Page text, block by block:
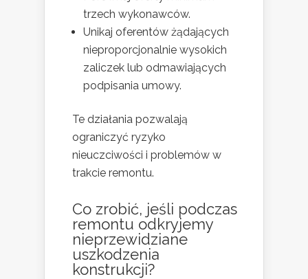
trzech wykonawców.
Unikaj oferentów żądających
nieproporcjonalnie wysokich
zaliczek lub odmawiających
podpisania umowy.
Te działania pozwalają
ograniczyć ryzyko
nieuczciwości i problemów w
trakcie remontu.
Co zrobić, jeśli podczas
remontu odkryjemy
nieprzewidziane
uszkodzenia
konstrukcji?